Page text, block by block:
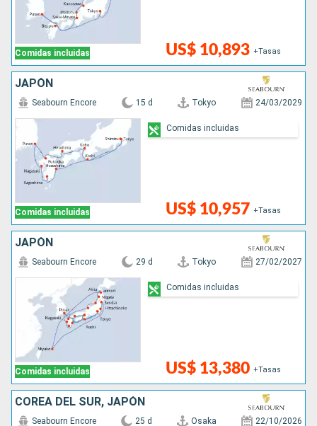
Comidas incluidas US$ 10,893 +Tasas
JAPÓN
Comidas incluidas
Seabourn Encore 15 d Tokyo 24/03/2029
US$ 10,957 +Tasas
Comidas incluidas
JAPÓN
Comidas incluidas
Seabourn Encore 29 d Tokyo 27/02/2027
US$ 13,380 +Tasas
Comidas incluidas
COREA DEL SUR, JAPÓN
Seabourn Encore 25 d Osaka 22/10/2026